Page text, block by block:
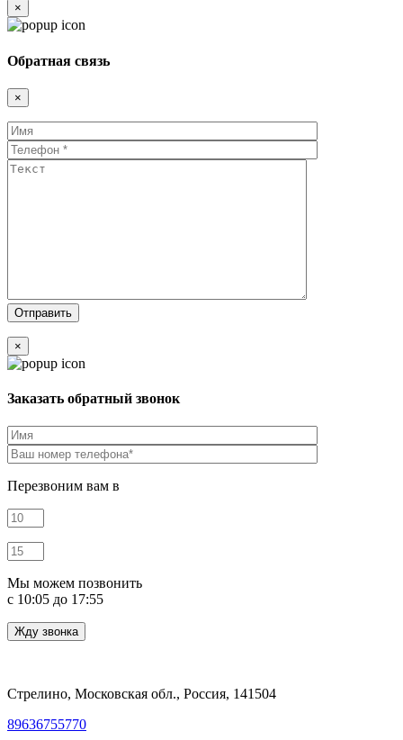
×
Обратная связь
×
×
Заказать обратный звонок
Перезвоним вам в
Мы можем позвонить
c 10:05 до 17:55
Стрелино, Московская обл., Россия, 141504
89636755770